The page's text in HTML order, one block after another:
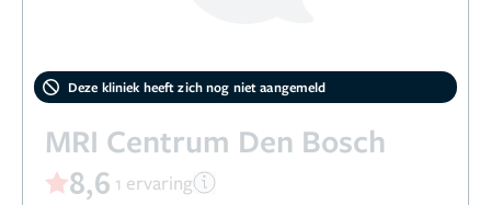
Deze kliniek heeft zich nog niet aangemeld
MRI Centrum Den Bosch
8,6 1 ervaring